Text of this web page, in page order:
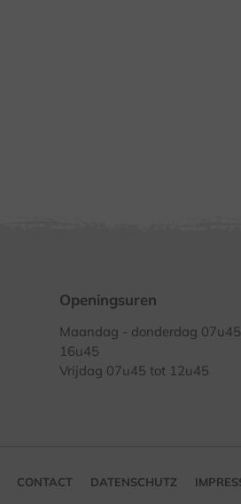
Openingsuren
Maandag - donderdag
16u45
Vrijdag 07u45 tot 12u45
CONTACT DATENSCHUTZ